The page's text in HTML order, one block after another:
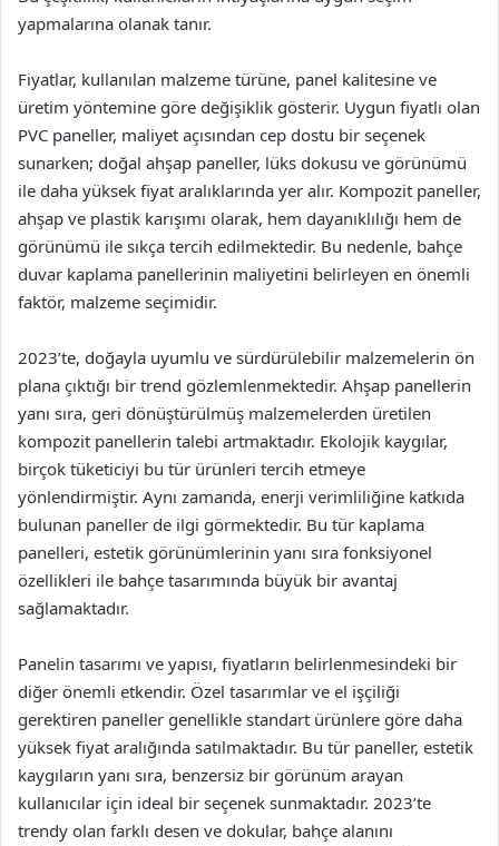
yapmalarına olanak tanır.
Fiyatlar, kullanılan malzeme türüne, panel kalitesine ve
üretim yöntemine göre değişiklik gösterir. Uygun fiyatlı olan
PVC paneller, maliyet açısından cep dostu bir seçenek
sunarken; doğal ahşap paneller, lüks dokusu ve görünümü
ile daha yüksek fiyat aralıklarında yer alır. Kompozit paneller,
ahşap ve plastik karışımı olarak, hem dayanıklılığı hem de
görünümü ile sıkça tercih edilmektedir. Bu nedenle, bahçe
duvar kaplama panellerinin maliyetini belirleyen en önemli
faktör, malzeme seçimidir.
2023’te, doğayla uyumlu ve sürdürülebilir malzemelerin ön
plana çıktığı bir trend gözlemlenmektedir. Ahşap panellerin
yanı sıra, geri dönüştürülmüş malzemelerden üretilen
kompozit panellerin talebi artmaktadır. Ekolojik kaygılar,
birçok tüketiciyi bu tür ürünleri tercih etmeye
yönlendirmiştir. Aynı zamanda, enerji verimliliğine katkıda
bulunan paneller de ilgi görmektedir. Bu tür kaplama
panelleri, estetik görünümlerinin yanı sıra fonksiyonel
özellikleri ile bahçe tasarımında büyük bir avantaj
sağlamaktadır.
Panelin tasarımı ve yapısı, fiyatların belirlenmesindeki bir
diğer önemli etkendir. Özel tasarımlar ve el işçiliği
gerektiren paneller genellikle standart ürünlere göre daha
yüksek fiyat aralığında satılmaktadır. Bu tür paneller, estetik
kaygıların yanı sıra, benzersiz bir görünüm arayan
kullanıcılar için ideal bir seçenek sunmaktadır. 2023’te
trendy olan farklı desen ve dokular, bahçe alanını